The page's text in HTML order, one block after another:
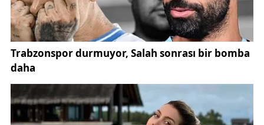
Yaşanan saldırı, sosyal medyada ve kamuoyunda
büyük tepki çekti. Çok sayıda vatandaş, polis
teşkilatına yönelik bu tür saldırıların kabul edilemez
olduğunu vurgularken, teröre ve şiddete karşı ortak
duruş sergilenmesi gerektiğini ifade etti.